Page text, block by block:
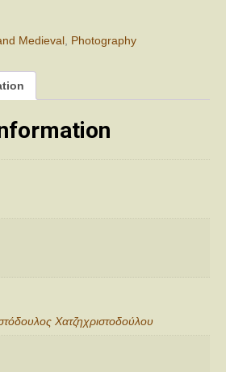
Medieval, Photography
Χατζηχριστοδούλου